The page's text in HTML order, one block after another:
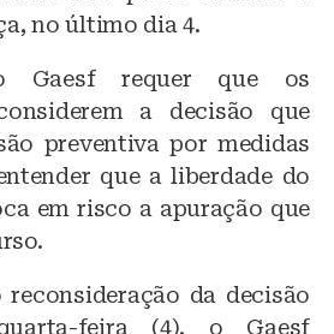
no último dia 4.
Gaesf requer que os
a decisão que
preventiva por medidas
que a liberdade do
em risco a apuração que
da decisão
feira (4), o Gaesf